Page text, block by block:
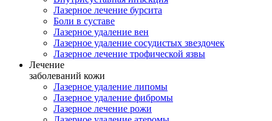
Лазерное лечение бурсита
Боли в суставе
Лазерное удаление вен
Лазерное удаление сосудистых звездочек
Лазерное лечение трофической язвы
Лечение
заболеваний кожи
Лазерное удаление липомы
Лазерное удаление фибромы
Лазерное лечение рожи